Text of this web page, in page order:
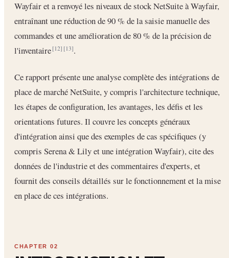
Wayfair et a renvoyé les niveaux de stock NetSuite à Wayfair,
entraînant une réduction de 90 % de la saisie manuelle des
commandes et une amélioration de 80 % de la précision de
l'inventaire[12] [13].
Ce rapport présente une analyse complète des intégrations de
place de marché NetSuite, y compris l'architecture technique,
les étapes de configuration, les avantages, les défis et les
orientations futures. Il couvre les concepts généraux
d'intégration ainsi que des exemples de cas spécifiques (y
compris Serena & Lily et une intégration Wayfair), cite des
données de l'industrie et des commentaires d'experts, et
fournit des conseils détaillés sur le fonctionnement et la mise
en place de ces intégrations.